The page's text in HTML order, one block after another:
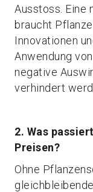
Ausstoss. Eine
braucht
Innovationen
Anwendung
negative
verhindert
2. Was
Preisen?
Ohne